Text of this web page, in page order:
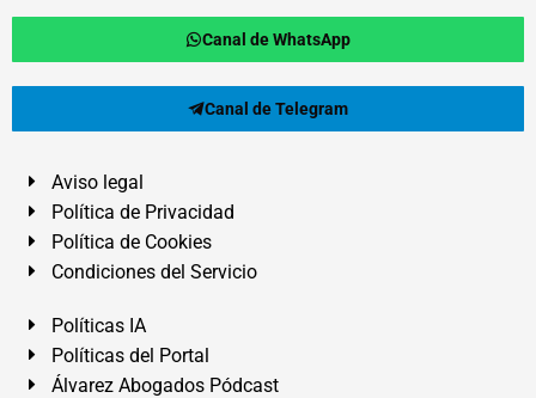
Canal de WhatsApp
Canal de Telegram
Aviso legal
Política de Privacidad
Política de Cookies
Condiciones del Servicio
Políticas IA
Políticas del Portal
Álvarez Abogados Pódcast